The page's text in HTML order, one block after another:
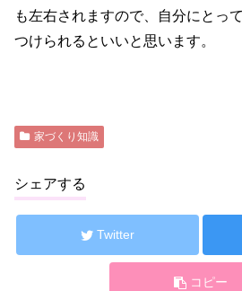
も左右されますので、自分にとっ
つけられるといいと思います。
家づくり知識
シェアする
Twitter
コピー